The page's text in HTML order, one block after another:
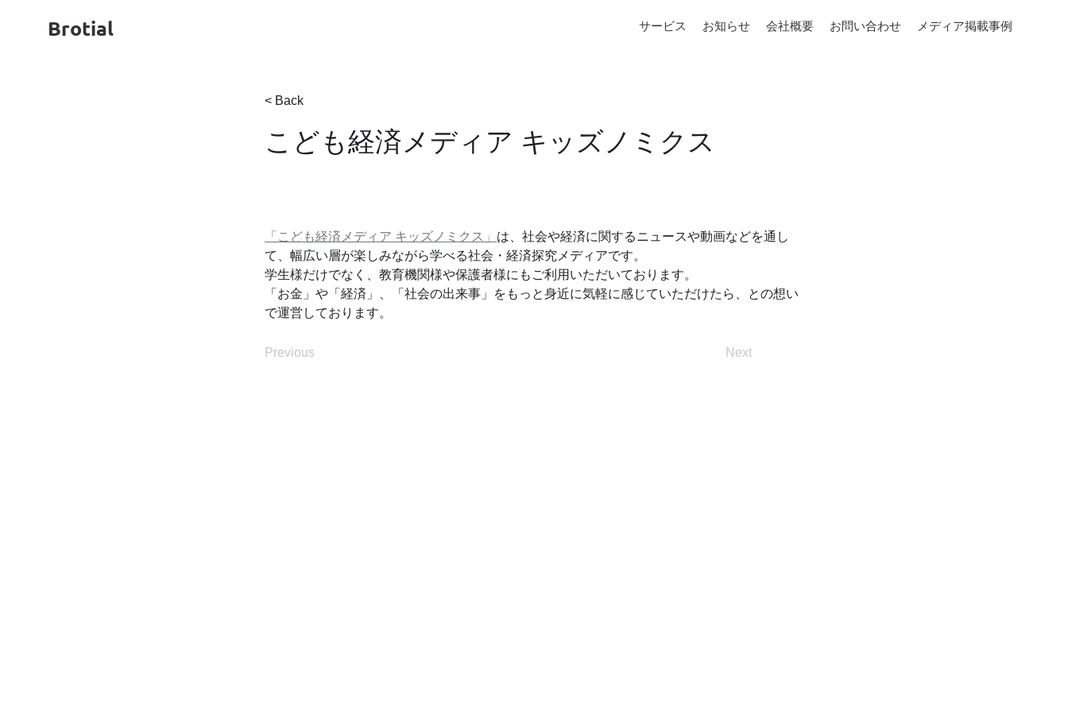
Brotial サービス お知らせ 会社概要 お問い合わせ メディア掲載事例
< Back
こども経済メディア キッズノミクス
「こども経済メディア キッズノミクス」 は、社会や経済に関するニュースや動画などを通し
て、幅広い層が楽しみながら学べる社会・経済探究メディアです。
学生様だけでなく、教育機関様や保護者様にもご利用いただいております。
「お金」や「経済」、「社会の出来事」をもっと身近に気軽に感じていただけたら、との想い
で運営しております。
Previous Next